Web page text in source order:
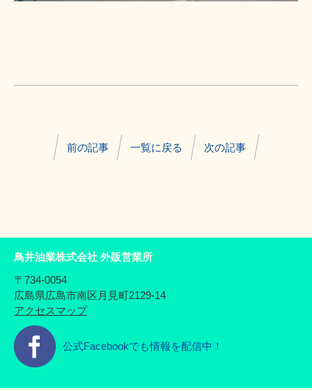
前の記事 一覧に戻る 次の記事
鳥井油業株式会社 外販営業所
〒734-0054
広島県広島市南区月見町2129-14
アクセスマップ
公式Facebookでも情報を配信中！